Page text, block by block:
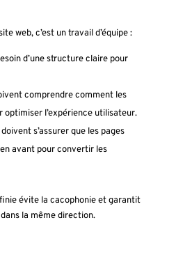
web, c’est un travail d’équipe :
d’une structure claire pour
comprendre comment les
optimiser l’expérience utilisateur.
doivent s’assurer que les pages
avant pour convertir les
évite la cacophonie et garantit
la même direction.